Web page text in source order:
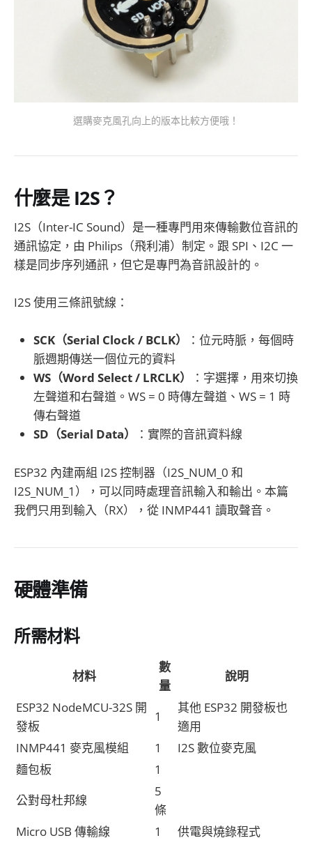
選購麥克風孔向上的版本比較方便哦！
什麼是 I2S？
I2S（Inter-IC Sound）是一種專門用來傳輸數位音訊的
通訊協定，由 Philips（飛利浦）制定。跟 SPI、I2C 一
樣是同步序列通訊，但它是專門為音訊設計的。
I2S 使用三條訊號線：
SCK（Serial Clock / BCLK）
：位元時脈，每個時
脈週期傳送一個位元的資料
WS（Word Select / LRCLK）
：字選擇，用來切換
左聲道和右聲道。WS = 0 時傳左聲道、WS = 1 時
傳右聲道
SD（Serial Data）
：實際的音訊資料線
ESP32 內建兩組 I2S 控制器（I2S_NUM_0 和
I2S_NUM_1），可以同時處理音訊輸入和輸出。本篇
我們只用到輸入（RX），從 INMP441 讀取聲音。
硬體準備
所需材料
材料
數
量
說明
ESP32 NodeMCU-32S 開
發板
1
其他 ESP32 開發板也
適用
INMP441 麥克風模組
1
I2S 數位麥克風
麵包板
1
公對母杜邦線
5
條
Micro USB 傳輸線
1 供電與燒錄程式